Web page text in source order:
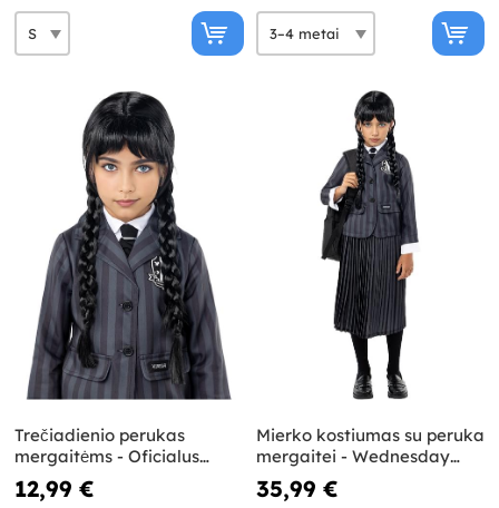
Trečiadienio perukas
mergaitėms - Oficialus
Netflix
12,99 €
Mierko kostiumas su peruka
mergaitei - Wednesday
Oficiali Netflix
35,99 €